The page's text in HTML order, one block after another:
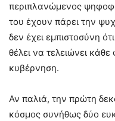
περιπλανώμενος
του έχουν πάρει την
δεν έχει εμπιστοσύνη
θέλει να τελειώνει
κυβέρνηση.
Αν παλιά, την πρώτη
κόσμος συνήθως δύο